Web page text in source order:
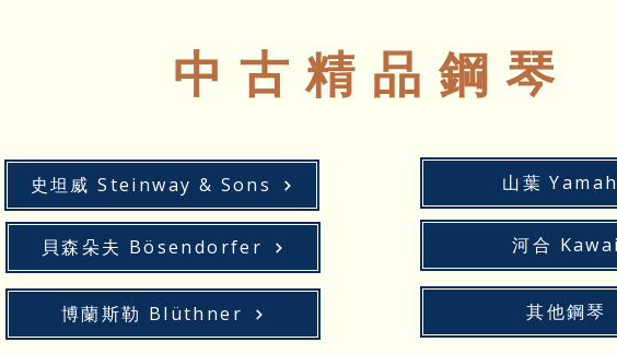
中古精品鋼琴
史坦威 Steinway & Sons
貝森朵夫 Bösendorfer
博蘭斯勒 Blüthner
山葉
河合
其他鋼琴